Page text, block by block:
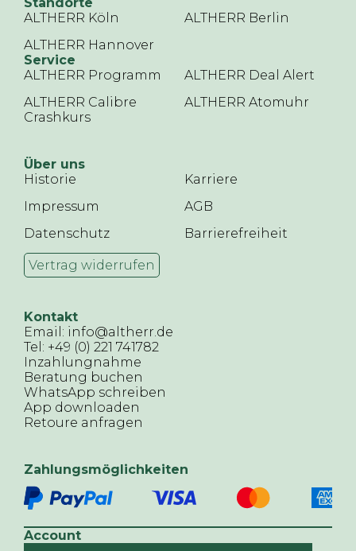
ALTHERR Köln
ALTHERR Berlin
ALTHERR Hannover
Service
ALTHERR Programm
ALTHERR Deal Alert
ALTHERR Calibre
Crashkurs
ALTHERR Atomuhr
Über uns
Historie
Karriere
Impressum
AGB
Datenschutz
Barrierefreiheit
Vertrag widerrufen
Kontakt
Email: info@altherr.de
Tel: +49 (0) 221 741782
Inzahlungnahme
Beratung buchen
WhatsApp schreiben
App downloaden
Retoure anfragen
Zahlungsmöglichkeiten
Account